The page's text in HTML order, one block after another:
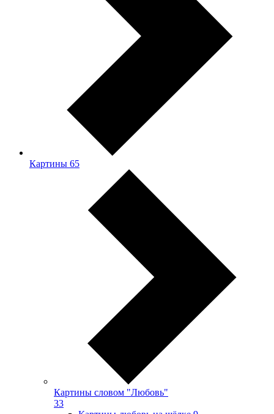
Картины 65
Картины словом "Любовь"
33